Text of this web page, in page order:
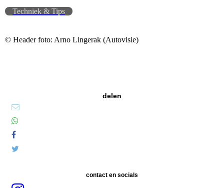
Techniek & Tips
© Header foto: Arno Lingerak (Autovisie)
delen
contact en socials